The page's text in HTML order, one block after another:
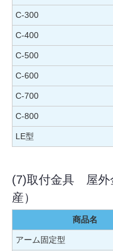
C-300
C-400
C-500
C-600
C-700
C-800
LE型
(7)取付金具 屋外
産）
商品名
アーム固定型